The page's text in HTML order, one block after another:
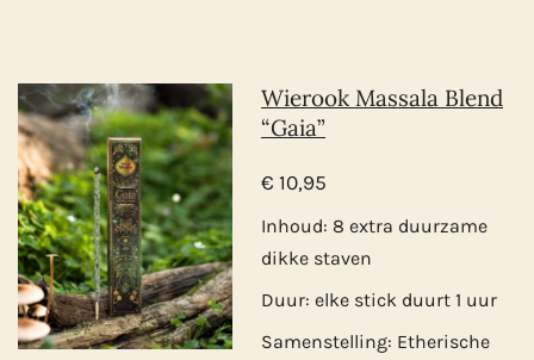
Wierook Massala Blend
“Gaia”
€ 10,95
Inhoud: 8 extra duurzame
dikke staven
Duur: elke stick duurt 1 uur
Samenstelling: Etherische